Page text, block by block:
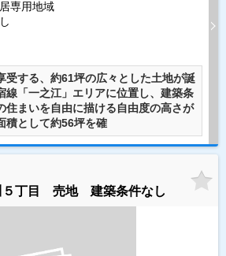
専用地域
受する、約61坪の広々とした土地が誕
線「一之江」エリアに位置し、建築条
住まいを自由に描ける自由度の高さが
積として約56坪を確
５丁目 売地 建築条件なし